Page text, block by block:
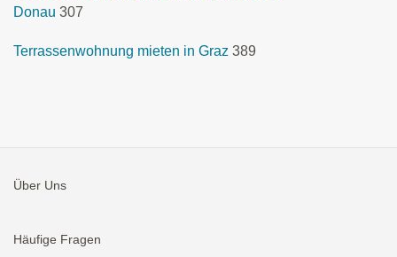
Donau 307
Terrassenwohnung mieten in Graz 389
Über Uns
Häufige Fragen